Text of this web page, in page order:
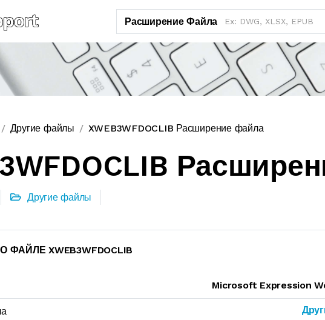
Расширение Файла
Другие файлы XWEB3WFDOCLIB Расширение файла
Другие файлы
XWEB3WFDOCLIB
Microsoft Expression